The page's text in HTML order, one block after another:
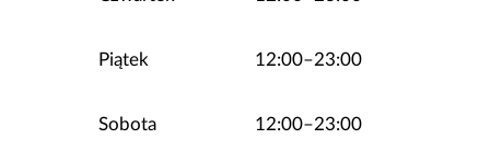
Piątek 12:00–23:00
Sobota 12:00–23:00